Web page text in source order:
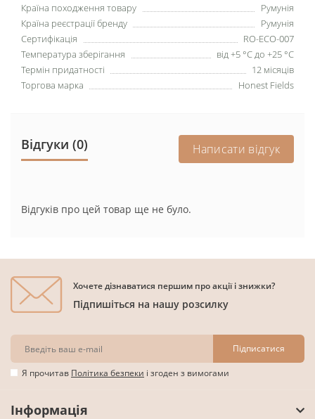
Країна походження товару
Румунія
Країна реєстрації бренду
Румунія
Сертифікація
RO-ECO-007
Температура зберігання
від +5 °C до +25 °C
Термін придатності
12 місяців
Торгова марка
Honest Fields
Відгуки (0) Написати відгук
Відгуків про цей товар ще не було.
Хочете дізнаватися першим про акції і знижки?
Підпишіться на нашу розсилку
Підписатися
Я прочитав Політика безпеки і згоден з вимогами
Інформація